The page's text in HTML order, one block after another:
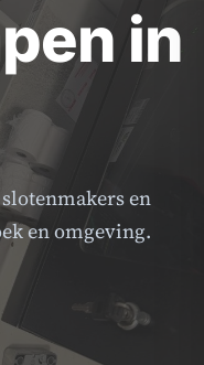
in
en
en omgeving.